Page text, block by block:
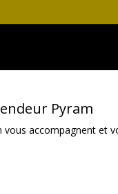
Pyram
vous accompagnent et